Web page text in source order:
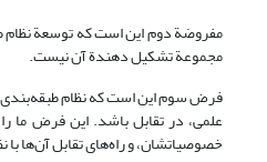
مفروضة دوم این است که توسعة نظام
مجموعة تشکیل دهندة آن نیست.
فرض سوم این است که نظام طبقه‌بندی
علمی، در تقابل باشد. این فرض ما
خصوصیاتشان، و راه‌های تقابل آن‌ها